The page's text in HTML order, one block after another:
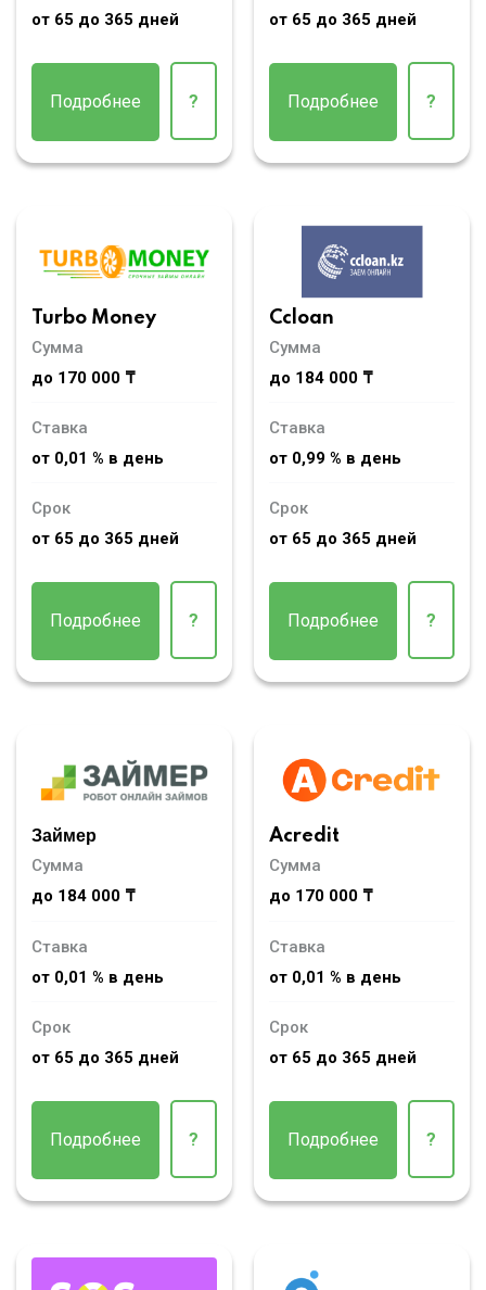
от 65 до 365 дней
Подробнее ?
от 65 до 365 дней
Подробнее ?
Turbo Money
Сумма
до 170 000 ₸
Ставка
от 0,01 % в день
Срок
от 65 до 365 дней
Подробнее ?
Ccloan
Сумма
до 184 000 ₸
Ставка
от 0,99 % в день
Срок
от 65 до 365 дней
Подробнее ?
Займер
Сумма
до 184 000 ₸
Ставка
от 0,01 % в день
Срок
от 65 до 365 дней
Подробнее ?
Acredit
Сумма
до 170 000 ₸
Ставка
от 0,01 % в день
Срок
от 65 до 365 дней
Подробнее ?